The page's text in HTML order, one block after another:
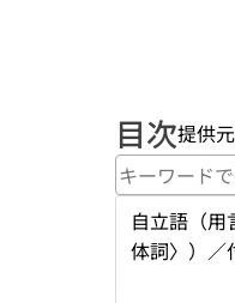
目次提供
自立語（
体詞〉）／